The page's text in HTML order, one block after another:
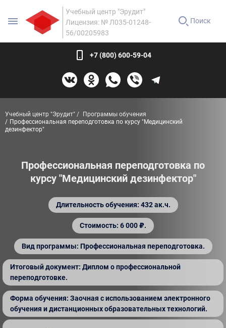
Учебный центр "Эрудит"
Лицензия: № Л035-01248-
56/00205983
Поиск
+7 (800) 600-59-04
Учебный центр "Эрудит"
Программы обучения
Профессиональная переподготовка по курсу "Медицинский
дезинфектор"
Профессиональная переподготовка по
курсу "Медицинский дезинфектор"
Длительность обучения: 432 ак.ч.
Стоимость: 6 000 ₽.
Вид программы: Профессиональная переподготовка.
Итоговый документ: Диплом о профессиональной
переподготовке.
Форма обучения: Заочная с использованием электронного
обучения и дистанционных образовательных технологий.